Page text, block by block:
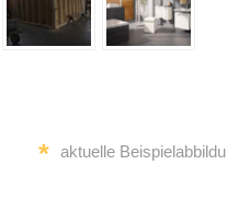
* aktuelle